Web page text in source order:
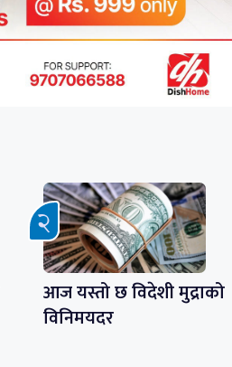
आज यस्तो छ विदेशी मुद्राको
विनिमयदर